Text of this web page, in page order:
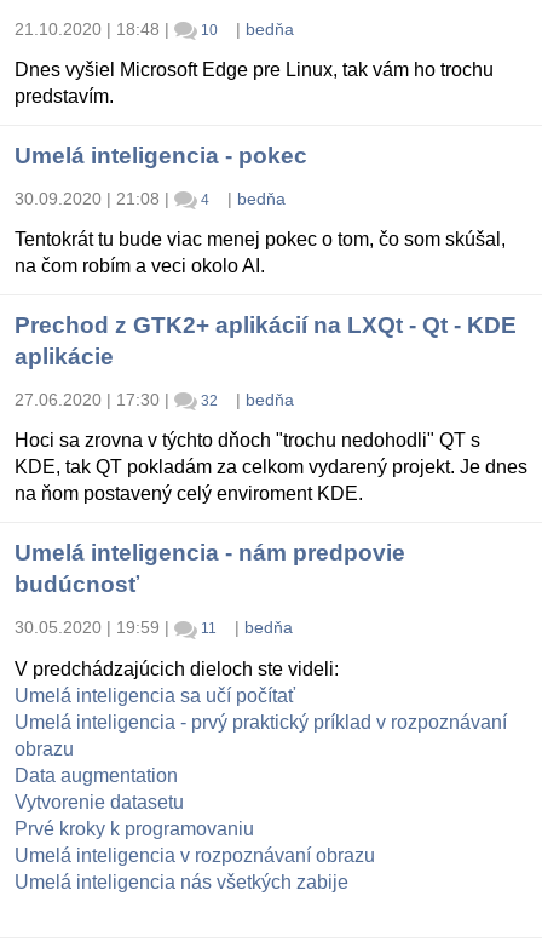
21.10.2020 | 18:48 | 10 | bedňa
Dnes vyšiel Microsoft Edge pre Linux, tak vám ho trochu
predstavím.
Umelá inteligencia - pokec
30.09.2020 | 21:08 | 4 | bedňa
Tentokrát tu bude viac menej pokec o tom, čo som skúšal,
na čom robím a veci okolo AI.
Prechod z GTK2+ aplikácií na LXQt - Qt - KDE
aplikácie
27.06.2020 | 17:30 | 32 | bedňa
Hoci sa zrovna v týchto dňoch "trochu nedohodli" QT s
KDE, tak QT pokladám za celkom vydarený projekt. Je dnes
na ňom postavený celý enviroment KDE.
Umelá inteligencia - nám predpovie
budúcnosť
30.05.2020 | 19:59 | 11 | bedňa
V predchádzajúcich dieloch ste videli:
Umelá inteligencia sa učí počítať
Umelá inteligencia - prvý praktický príklad v rozpoznávaní
obrazu
Data augmentation
Vytvorenie datasetu
Prvé kroky k programovaniu
Umelá inteligencia v rozpoznávaní obrazu
Umelá inteligencia nás všetkých zabije